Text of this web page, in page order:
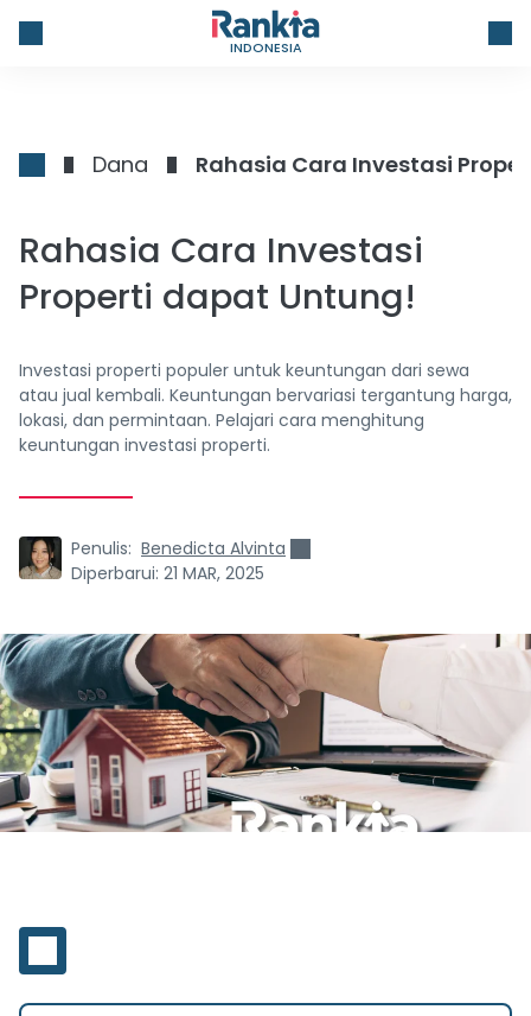
INDONESIA
Dana Rahasia Cara Investasi
Rahasia Cara Investasi
Properti dapat Untung!
Investasi properti populer untuk keuntungan dari sewa
atau jual kembali. Keuntungan bervariasi tergantung harga,
lokasi, dan permintaan. Pelajari cara menghitung
keuntungan investasi properti.
Penulis: Benedicta Alvinta
Diperbarui: 21 MAR, 2025